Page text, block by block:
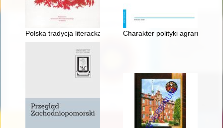
Polska tradycja literacka w piśmiennictwie mazurskim :
Charakter polityki agrarnej